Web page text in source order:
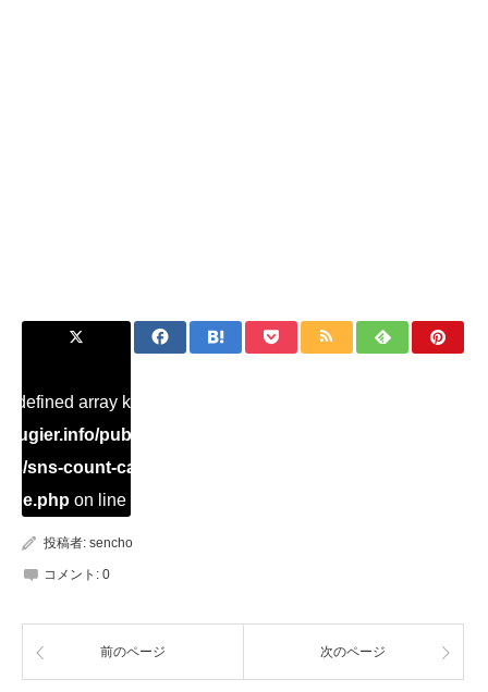
array key "Twitter" in
public_html/dialysis/wp-
sns-count-cache/sns-count-
on line
投稿者: sencho
コメント: 0
前のページ 次のページ